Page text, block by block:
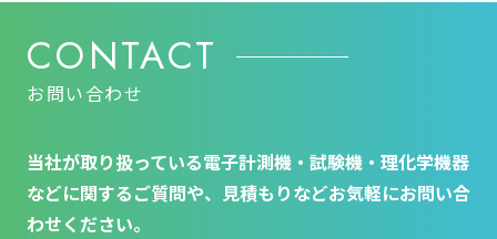
CONTACT
お問い合わせ
当社が取り扱っている電子計測機・試験機・理化学機器
などに関するご質問や、見積もりなどお気軽にお問い合
わせください。